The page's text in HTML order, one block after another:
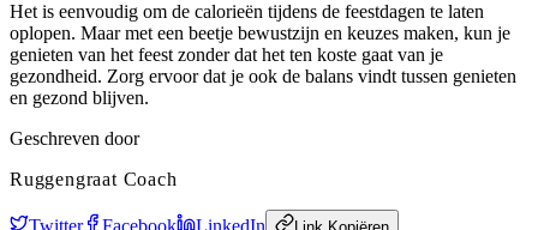
Het is eenvoudig om de calorieën tijdens de feestdagen te laten
oplopen. Maar met een beetje bewustzijn en keuzes maken, kun je
genieten van het feest zonder dat het ten koste gaat van je
gezondheid. Zorg ervoor dat je ook de balans vindt tussen genieten
en gezond blijven.
Geschreven door
Ruggengraat Coach